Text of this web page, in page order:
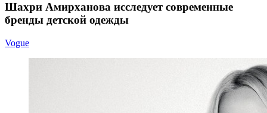
Шахри Амирханова исследует современные
бренды детской одежды
Vogue